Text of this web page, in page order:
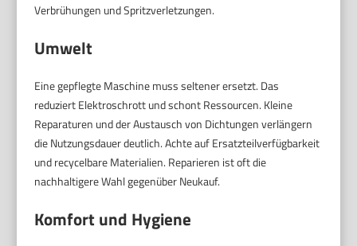
Verbrühungen und Spritzverletzungen.
Umwelt
Eine gepflegte Maschine muss seltener ersetzt. Das
reduziert Elektroschrott und schont Ressourcen. Kleine
Reparaturen und der Austausch von Dichtungen verlängern
die Nutzungsdauer deutlich. Achte auf Ersatzteilverfügbarkeit
und recycelbare Materialien. Reparieren ist oft die
nachhaltigere Wahl gegenüber Neukauf.
Komfort und Hygiene